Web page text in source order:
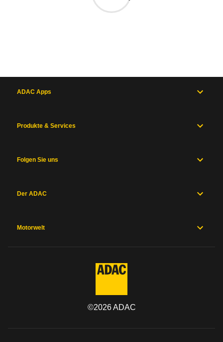
ADAC Apps
Produkte & Services
Folgen Sie uns
Der ADAC
Motorwelt
©2026ADAC